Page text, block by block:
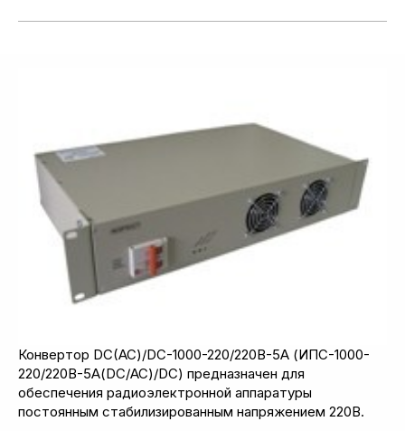
Конвертор DC(АС)/DC-1000-220/220В-5А (ИПС-1000-
220/220В-5А(DC/AC)/DC) предназначен для
обеспечения радиоэлектронной аппаратуры
постоянным стабилизированным напряжением 220В.